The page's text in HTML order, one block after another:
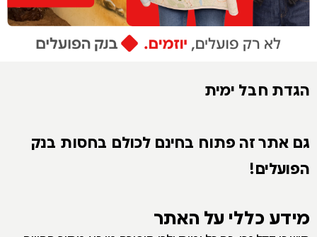
הגדת חבל ימית
גם אתר זה פתוח בחינם לכולם בחסות בנק
הפועלים!
מידע כללי על האתר